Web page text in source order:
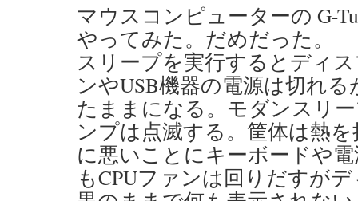
マウスコンピューターの G-
やってみた。だめだった。
スリープを実行するとディ
ンやUSB機器の電源は切れ
たままになる。モダンスリ
ンプは点滅する。筐体は熱
に悪いことにキーボードや
もCPUファンは回りだすが